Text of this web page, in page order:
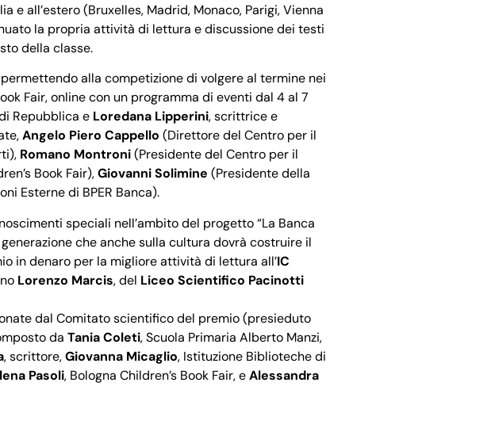
e all’estero (Bruxelles, Madrid, Monaco, Parigi, Vienna
la propria attività di lettura e discussione dei testi
della classe.
alla competizione di volgere al termine nei
Fair, online con un programma di eventi dal 4 al 7
Repubblica eLoredana Lipperini, scrittrice e
Angelo Piero Cappello (Direttore del Centro per il
Romano Montroni(Presidente del Centro per il
Book Fair),Giovanni Solimine (Presidente della
Esterne di BPER Banca).
speciali nell’ambito del progetto “La Banca
che anche sulla cultura dovrà costruire il
in denaro per la migliore attività di lettura all’IC
Lorenzo Marcis, del Liceo Scientifico Pacinotti
dal Comitato scientifico del premio (presieduto
da Tania Coleti, Scuola Primaria Alberto Manzi,
, scrittore,Giovanna Micaglio, Istituzione Biblioteche di
Pasoli, Bologna Children’s Book Fair, eAlessandra